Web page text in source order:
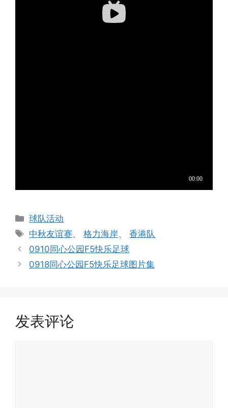
分
类
球队活动
标
签
中秋友谊赛、格力海岸、香港队
0910同心公园F5快乐足球
0918同心公园F5快乐足球图片集
发表评论